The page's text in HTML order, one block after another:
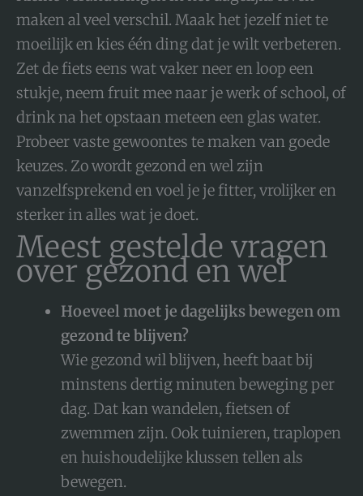
maken al veel verschil. Maak het jezelf niet te
moeilijk en kies één ding dat je wilt verbeteren.
Zet de fiets eens wat vaker neer en loop een
stukje, neem fruit mee naar je werk of school, of
drink na het opstaan meteen een glas water.
Probeer vaste gewoontes te maken van goede
keuzes. Zo wordt gezond en wel zijn
vanzelfsprekend en voel je je fitter, vrolijker en
sterker in alles wat je doet.
Meest gestelde vragen
over gezond en wel
Hoeveel moet je dagelijks bewegen om
gezond te blijven?
Wie gezond wil blijven, heeft baat bij
minstens dertig minuten beweging per
dag. Dat kan wandelen, fietsen of
zwemmen zijn. Ook tuinieren, traplopen
en huishoudelijke klussen tellen als
bewegen.